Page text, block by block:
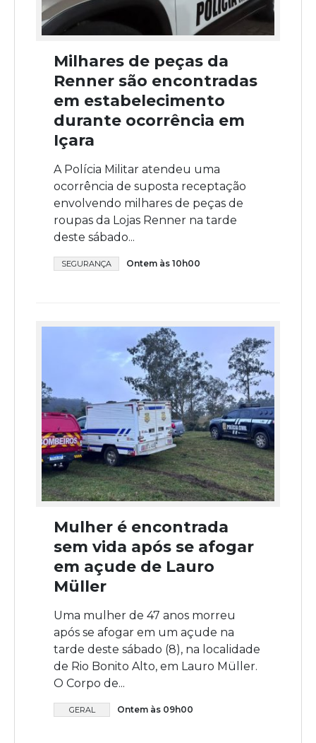
Milhares de peças da
Renner são encontradas
em estabelecimento
durante ocorrência em
Içara
A Polícia Militar atendeu uma
ocorrência de suposta receptação
envolvendo milhares de peças de
roupas da Lojas Renner na tarde
deste sábado...
SEGURANÇA Ontem às 10h00
Mulher é encontrada
sem vida após se afogar
em açude de Lauro
Müller
Uma mulher de 47 anos morreu
após se afogar em um açude na
tarde deste sábado (8), na localidade
de Rio Bonito Alto, em Lauro Müller.
O Corpo de...
GERAL Ontem às 09h00